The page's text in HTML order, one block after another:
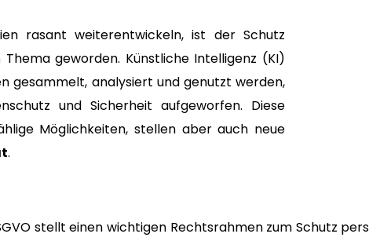
rasant weiterentwickeln, ist der Schutz
geworden. Künstliche Intelligenz (KI)
gesammelt, analysiert und genutzt werden,
und Sicherheit aufgeworfen. Diese
Möglichkeiten, stellen aber auch neue
.
stellt einen wichtigen Rechtsrahmen zum Schutz